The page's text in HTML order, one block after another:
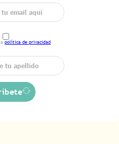
política de privacidad